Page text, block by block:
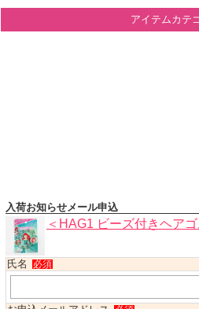
アイテムカテ
入荷お知らせメール申込
＜HAG1 ビーズ付きヘア
氏名 必須
ディ
アウ
ショ
お支